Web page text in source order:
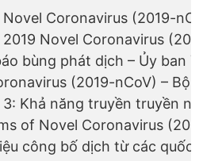
Novel Coronavirus (2019-
2019 Novel Coronavirus
bùng phát dịch – Ủy ban
(2019-nCoV) – Bộ
3: Khả năng truyền truyền
of Novel Coronavirus
công bố dịch từ các quốc